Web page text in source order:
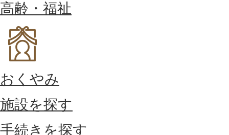
高齢・福祉
おくやみ
施設を探す
手続きを探す